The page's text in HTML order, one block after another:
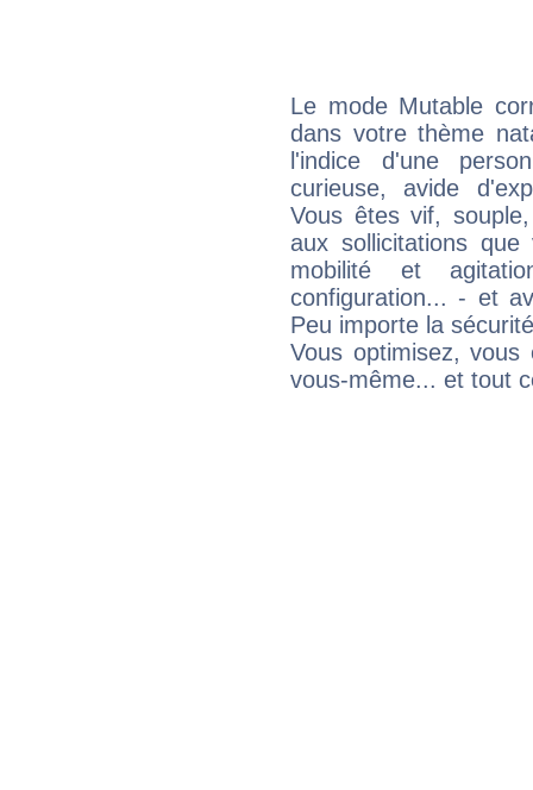
Le mode Mutable
dans votre thème
l'indice d'une
curieuse, avide
Vous êtes vif,
aux sollicitations
mobilité et
configuration... - et
Peu importe la
Vous optimisez, vous
vous-même... et tout